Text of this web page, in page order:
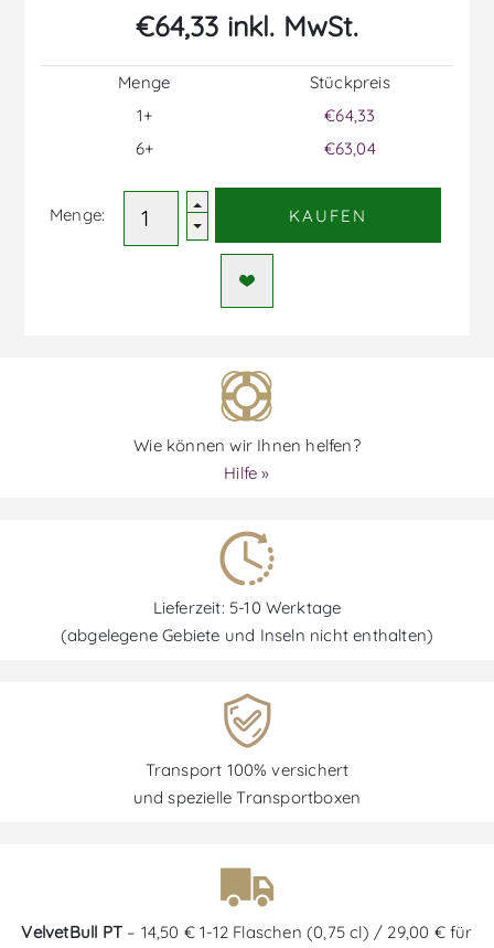
€64,33 inkl. MwSt.
Menge
1+
6+
Stückpreis
€64,33
€63,04
Menge: KAUFEN
Wie können wir Ihnen helfen?
Hilfe »
Lieferzeit: 5-10 Werktage
(abgelegene Gebiete und Inseln nicht enthalten)
Transport 100% versichert
und spezielle Transportboxen
VelvetBull PT – 14,50 € 1-12 Flaschen (0,75 cl) / 29,00 € für